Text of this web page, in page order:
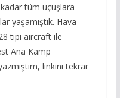
tüm uçuşlara
yaşamıştık. Hava
tipi aircraft ile
Ana Kamp
linkini tekrar